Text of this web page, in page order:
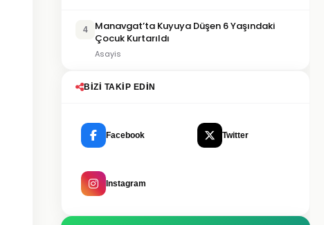
4
Manavgat’ta Kuyuya Düşen 6 Yaşındaki
Çocuk Kurtarıldı
Asayis
BIZI TAKIP EDIN
Facebook Twitter
Instagram